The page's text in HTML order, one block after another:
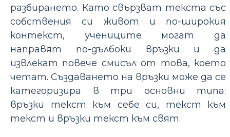
разбирането. Като свързват текста със
собствения си живот и по-широкия
контекст, учениците могат да
направят по-дълбоки връзки и да
извлекат повече смисъл от това, което
четат. Създаването на връзки може да се
категоризира в три основни типа:
връзки текст към себе си, текст към
текст и връзки текст към свят.